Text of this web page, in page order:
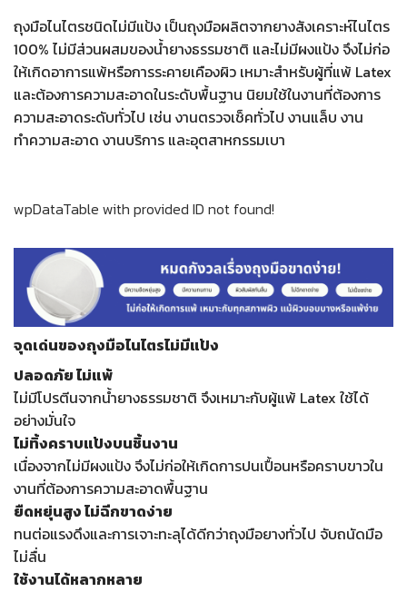
ถุงมือไนไตรชนิดไม่มีแป้ง เป็นถุงมือผลิตจากยางสังเคราะห์ไนไตร
100% ไม่มีส่วนผสมของน้ำยางธรรมชาติ และไม่มีผงแป้ง จึงไม่ก่อ
ให้เกิดอาการแพ้หรือการระคายเคืองผิว เหมาะสำหรับผู้ที่แพ้ Latex
และต้องการความสะอาดในระดับพื้นฐาน นิยมใช้ในงานที่ต้องการ
ความสะอาดระดับทั่วไป เช่น งานตรวจเช็คทั่วไป งานแล็บ งาน
ทำความสะอาด งานบริการ และอุตสาหกรรมเบา
wpDataTable with provided ID not found!
จุดเด่นของถุงมือไนไตรไม่มีแป้ง
ปลอดภัย ไม่แพ้
ไม่มีโปรตีนจากน้ำยางธรรมชาติ จึงเหมาะกับผู้แพ้ Latex ใช้ได้
อย่างมั่นใจ
ไม่ทิ้งคราบแป้งบนชิ้นงาน
เนื่องจากไม่มีผงแป้ง จึงไม่ก่อให้เกิดการปนเปื้อนหรือคราบขาวใน
งานที่ต้องการความสะอาดพื้นฐาน
ยืดหยุ่นสูง ไม่ฉีกขาดง่าย
ทนต่อแรงดึงและการเจาะทะลุได้ดีกว่าถุงมือยางทั่วไป จับถนัดมือ
ไม่ลื่น
ใช้งานได้หลากหลาย